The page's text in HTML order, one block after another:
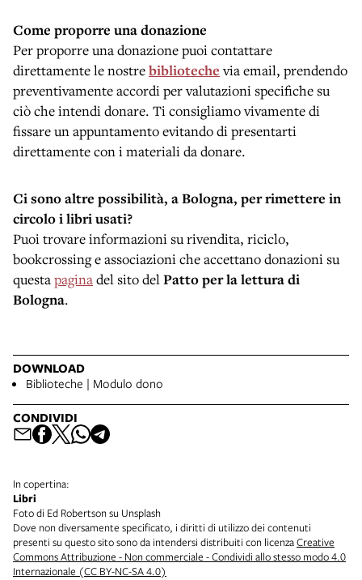
Come proporre una donazione
Per proporre una donazione puoi contattare
direttamente le nostrebibliotechevia email, prendendo
preventivamente accordi per valutazioni specifiche su
ciò che intendi donare. Ti consigliamo vivamente di
fissare un appuntamento evitando di presentarti
direttamente con i materiali da donare.
Ci sono altre possibilità, a Bologna, per rimettere in
circolo i libri usati?
Puoi trovare informazioni su rivendita, riciclo,
bookcrossing e associazioni che accettano donazioni su
questapaginadel sito delPatto per la lettura di
Bologna.
DOWNLOAD
Biblioteche | Modulo dono
CONDIVIDI
In copertina:
Libri
Foto di Ed Robertson su Unsplash
Dove non diversamente specificato, i diritti di utilizzo dei contenuti
presenti su questo sito sono da intendersi distribuiti con licenzaCreative
Commons Attribuzione - Non commerciale - Condividi allo stesso modo 4.0
Internazionale (CC BY-NC-SA 4.0)